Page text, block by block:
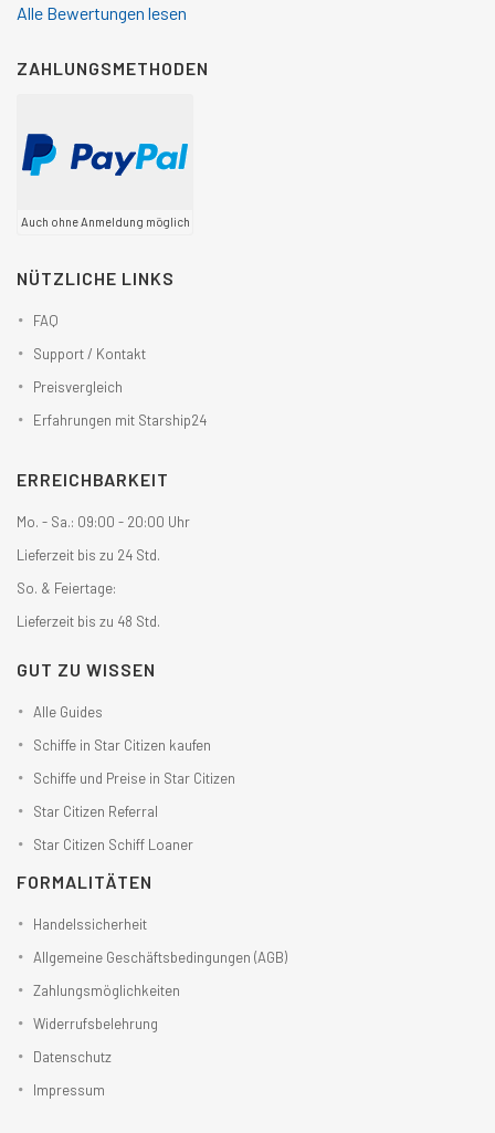
Alle Bewertungen lesen
ZAHLUNGSMETHODEN
Auch ohne Anmeldung möglich
NÜTZLICHE LINKS
FAQ
Support / Kontakt
Preisvergleich
Erfahrungen mit Starship24
ERREICHBARKEIT
Mo. - Sa.: 09:00 - 20:00 Uhr
Lieferzeit bis zu 24 Std.
So. & Feiertage:
Lieferzeit bis zu 48 Std.
GUT ZU WISSEN
Alle Guides
Schiffe in Star Citizen kaufen
Schiffe und Preise in Star Citizen
Star Citizen Referral
Star Citizen Schiff Loaner
FORMALITÄTEN
Handelssicherheit
Allgemeine Geschäftsbedingungen (AGB)
Zahlungsmöglichkeiten
Widerrufsbelehrung
Datenschutz
Impressum